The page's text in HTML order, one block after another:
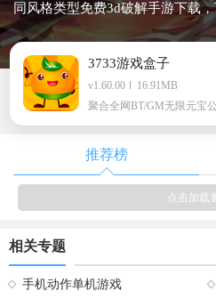
同风格类型免费3d破解手游下载
3733游戏盒子
v1.60.00
16.91MB
推荐榜
点击加载
相关专题
手机动作单机游戏